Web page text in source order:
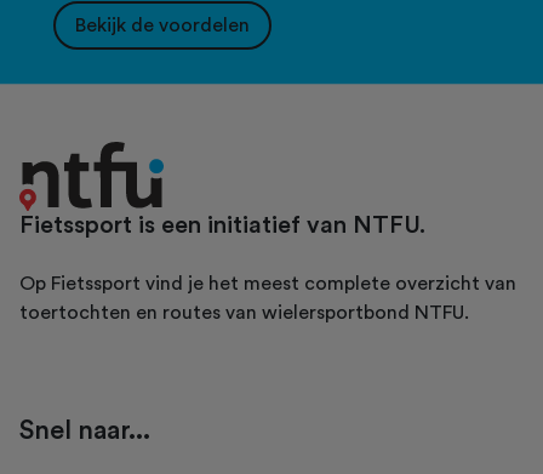
Bekijk de voordelen
Fietssport is een initiatief van NTFU.
Op Fietssport vind je het meest complete overzicht van
toertochten en routes van wielersportbond NTFU.
Snel naar...